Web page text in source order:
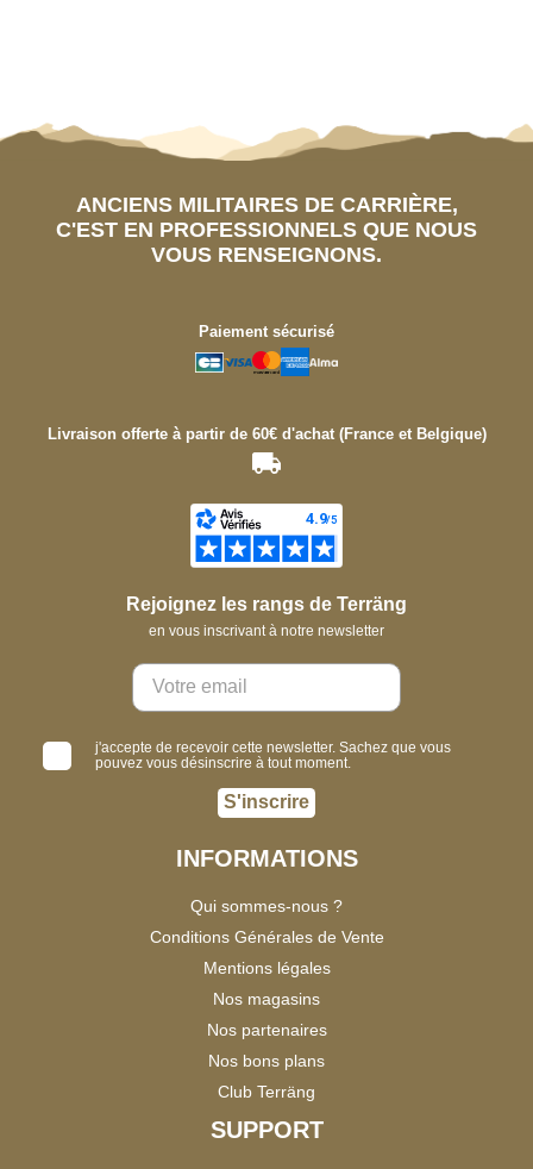
ANCIENS MILITAIRES DE CARRIÈRE,
C'EST EN PROFESSIONNELS QUE NOUS
VOUS RENSEIGNONS.
Paiement sécurisé
Livraison offerte à partir de 60€ d'achat (France et Belgique)
Rejoignez les rangs de Terräng
en vous inscrivant à notre newsletter
j'accepte de recevoir cette newsletter. Sachez que vous
pouvez vous désinscrire à tout moment.
S'inscrire
INFORMATIONS
Qui sommes-nous ?
Conditions Générales de Vente
Mentions légales
Nos magasins
Nos partenaires
Nos bons plans
Club Terräng
SUPPORT